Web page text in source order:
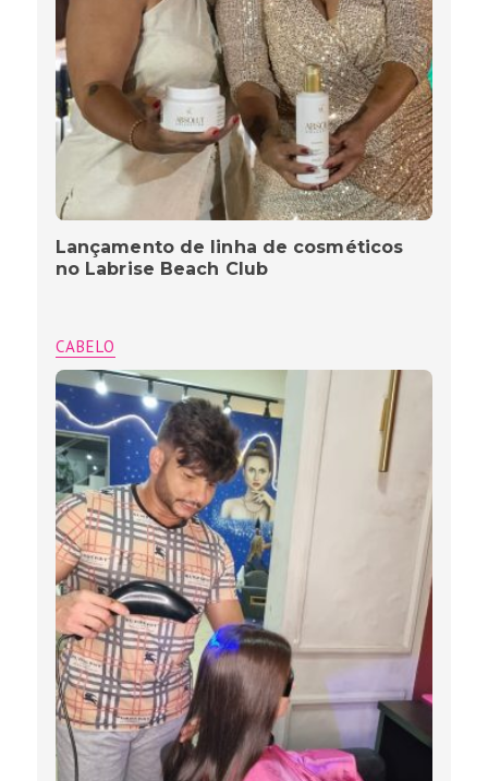
Lançamento de linha de cosméticos
no Labrise Beach Club
CABELO